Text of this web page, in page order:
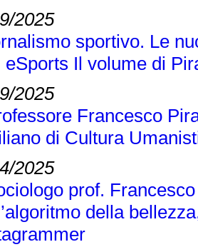
2025
sportivo. Le
eSports Il volume di
2025
Francesco
di Cultura
2025
prof.
della